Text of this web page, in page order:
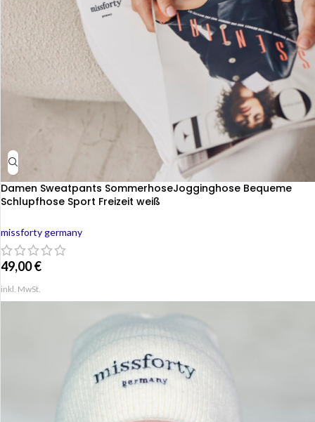
Damen Sweatpants SommerhoseJogginghose Bequeme
Schlupfhose Sport Freizeit weiß
missforty germany
49,00€
inkl. MwSt.